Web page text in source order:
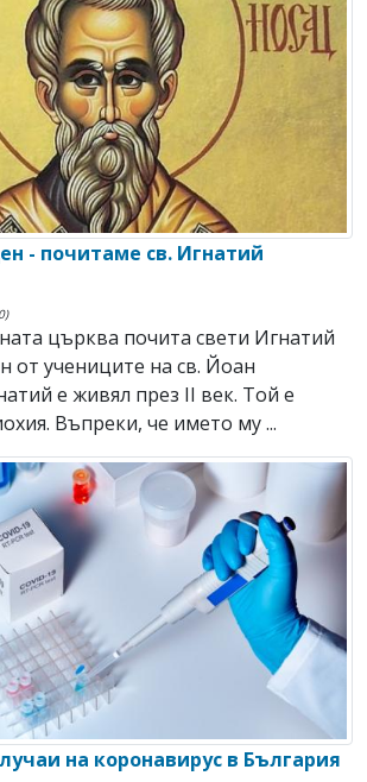
- почитаме св. Игнатий
църква почита свети Игнатий
от учениците на св. Йоан
е живял през ІІ век. Той е
Въпреки, че името му ...
на коронавирус в България